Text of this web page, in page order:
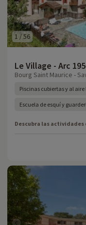
1 /56
Le Village - Arc
Bourg Saint Maurice -
Piscinas cubiertas y al
Escuela de esquí y
Descubra las actividades